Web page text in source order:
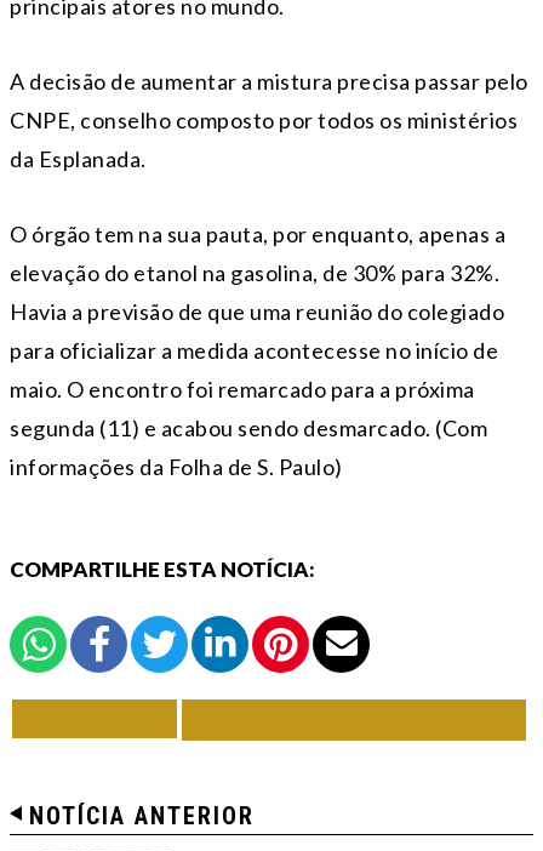
principais atores no mundo.
A decisão de aumentar a mistura precisa passar pelo
CNPE, conselho composto por todos os ministérios
da Esplanada.
O órgão tem na sua pauta, por enquanto, apenas a
elevação do etanol na gasolina, de 30% para 32%.
Havia a previsão de que uma reunião do colegiado
para oficializar a medida acontecesse no início de
maio. O encontro foi remarcado para a próxima
segunda (11) e acabou sendo desmarcado. (Com
informações da Folha de S. Paulo)
COMPARTILHE ESTA NOTÍCIA:
NOTÍCIA ANTERIOR